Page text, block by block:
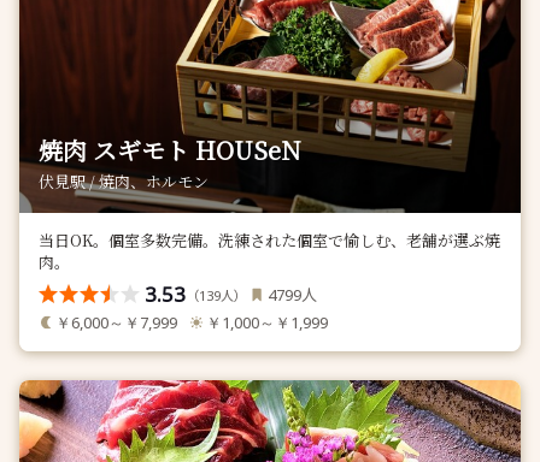
焼肉 スギモト HOUSeN
伏見駅 / 焼肉、ホルモン
当日OK。個室多数完備。洗練された個室で愉しむ、老舗が選ぶ焼
肉。
3.53 （139人） 4799人
￥6,000～￥7,999 ￥1,000～￥1,999